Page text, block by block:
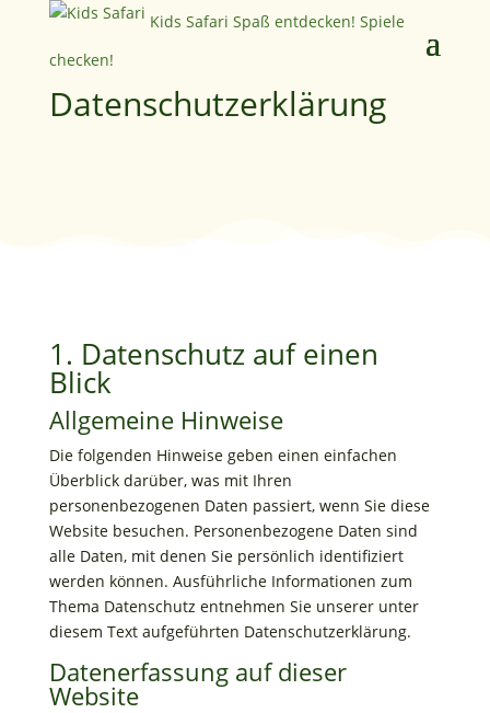
Kids Safari Spaß entdecken! Spiele
checken!
Datenschutz­erklärung
1. Datenschutz auf einen
Blick
Allgemeine Hinweise
Die folgenden Hinweise geben einen einfachen
Überblick darüber, was mit Ihren
personenbezogenen Daten passiert, wenn Sie diese
Website besuchen. Personenbezogene Daten sind
alle Daten, mit denen Sie persönlich identifiziert
werden können. Ausführliche Informationen zum
Thema Datenschutz entnehmen Sie unserer unter
diesem Text aufgeführten Datenschutzerklärung.
Datenerfassung auf dieser
Website